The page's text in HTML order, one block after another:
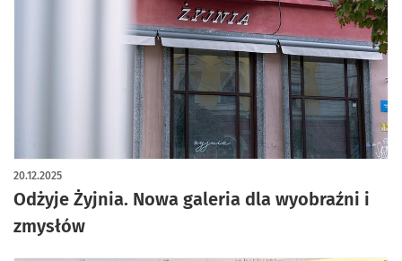
Odżyje Żyjnia. Nowa galeria dla wyobraźni i
zmysłów
20.12.2025